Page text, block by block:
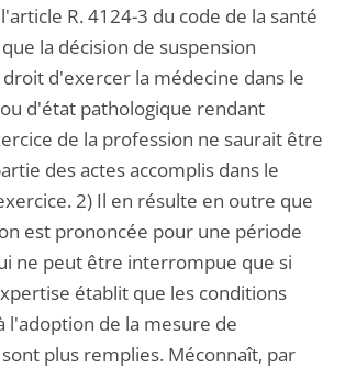
R. 4124-3 du code de la santé
la décision de suspension
d'exercer la médecine dans le
d'état pathologique rendant
de la profession ne saurait être
des actes accomplis dans le
2) Il en résulte en outre que
est prononcée pour une période
ne peut être interrompue que si
établit que les conditions
l'adoption de la mesure de
plus remplies. Méconnaît, par